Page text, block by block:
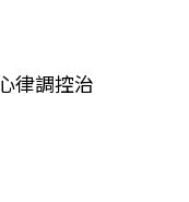
律調控治